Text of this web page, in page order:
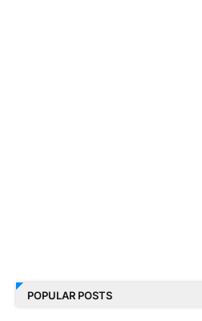
POPULAR POSTS